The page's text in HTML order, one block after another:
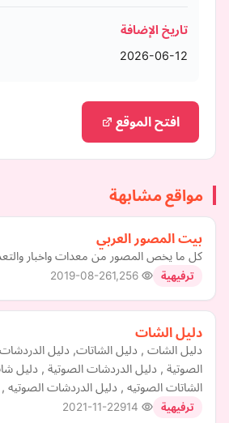
تاريخ الإضافة
2026-06-12
افتح الموقع
مواقع مشابهة
بيت المصور العربي
كل ما يخص المصور من معدات واخبار
ترفيهية 2019-08-26
دليل الشات
دليل الشات , دليل الشاتات, دليل
الصوتية , دليل الدردشات الصوتية , دليل
الشاتات الصوتيه , دليل الدردشات
ترفيهية 2021-11-22